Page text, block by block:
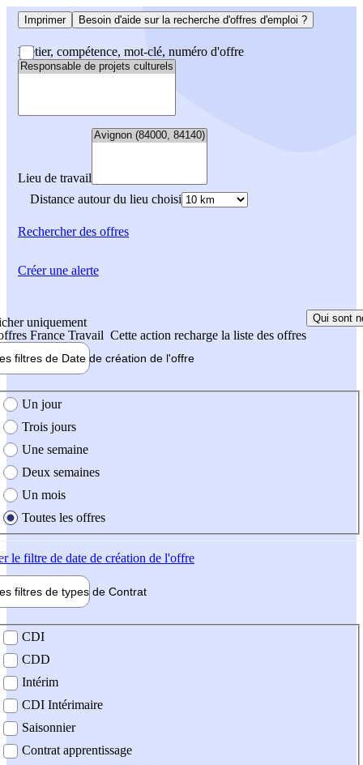
Imprimer Besoin d'aide sur la recherche d'offres d'emploi ?
Métier, compétence, mot-clé, numéro d'offre
Lieu de travail
Distance autour du lieu choisi
Rechercherdes offres
uniquement
France Travail Cette action recharge la liste des offres
Qui sont
filtres de Date de création de l'offre
création de l'offre
Un jour
Trois jours
Une semaine
Deux semaines
Un mois
Toutes les offres
le filtre de date de création de l'offre
filtres de types de Contrat
contrat
CDI
CDD
Intérim
CDI Intérimaire
Saisonnier
Contrat apprentissage
Créer une alerte